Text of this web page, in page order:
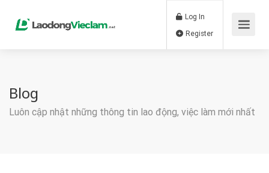
Log In
Blog
Luôn cập nhật những thông tin lao động, việc làm mới nhất